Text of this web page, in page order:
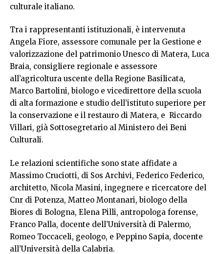
culturale italiano.
Tra i rappresentanti istituzionali, è intervenuta
Angela Fiore, assessore comunale per la Gestione e
valorizzazione del patrimonio Unesco di Matera, Luca
Braia, consigliere regionale e assessore
all’agricoltura uscente della Regione Basilicata,
Marco Bartolini, biologo e vicedirettore della scuola
di alta formazione e studio dell’istituto superiore per
la conservazione e il restauro di Matera, e Riccardo
Villari, già Sottosegretario al Ministero dei Beni
Culturali.
Le relazioni scientifiche sono state affidate a
Massimo Cruciotti, di Sos Archivi, Federico Federico,
architetto, Nicola Masini, ingegnere e ricercatore del
Cnr di Potenza, Matteo Montanari, biologo della
Biores di Bologna, Elena Pilli, antropologa forense,
Franco Palla, docente dell’Università di Palermo,
Romeo Toccaceli, geologo, e Peppino Sapia, docente
all’Università della Calabria.